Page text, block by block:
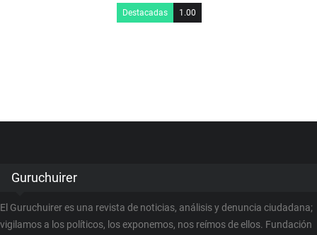
Destacadas 1.00
Guruchuirer
El Guruchuirer es una revista de noticias, análisis y denuncia ciudadana;
vigilamos a los políticos, los exponemos, nos reímos de ellos. Fundación